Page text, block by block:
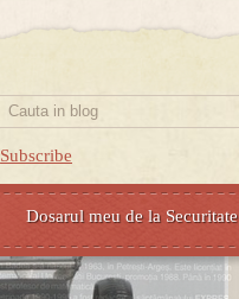
Subscribe
Dosarul meu de la Securitate